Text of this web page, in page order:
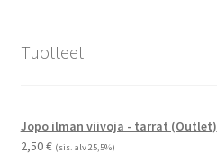
Tuotteet
Jopo ilman viivoja - tarrat (Outlet)
2,50€ (sis. alv 25,5%)